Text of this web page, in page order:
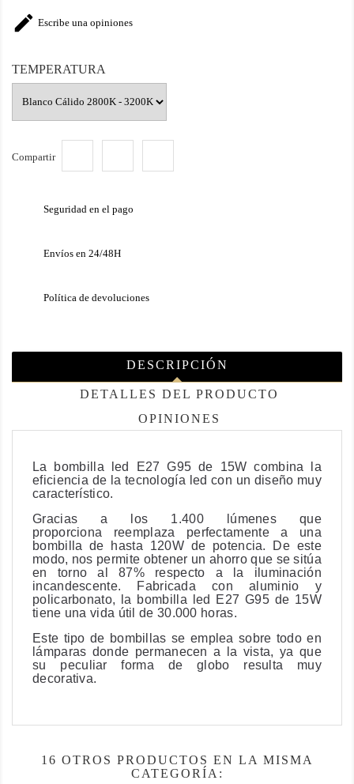
 Escribe una opiniones
TEMPERATURA
Compartir
Seguridad en el pago
Envíos en 24/48H
Política de devoluciones
DESCRIPCIÓN
DETALLES DEL PRODUCTO
OPINIONES
La bombilla led E27 G95 de 15W combina la
eficiencia de la tecnología led con un diseño muy
característico.
Gracias a los 1.400 lúmenes que
proporciona reemplaza perfectamente a una
bombilla de hasta 120W de potencia. De este
modo, nos permite obtener un ahorro que se sitúa
en torno al 87% respecto a la iluminación
incandescente. Fabricada con aluminio y
policarbonato, la bombilla led E27 G95 de 15W
tiene una vida útil de 30.000 horas.
Este tipo de bombillas se emplea sobre todo en
lámparas donde permanecen a la vista, ya que
su peculiar forma de globo resulta muy
decorativa.
16 OTROS PRODUCTOS EN LA MISMA
CATEGORÍA: